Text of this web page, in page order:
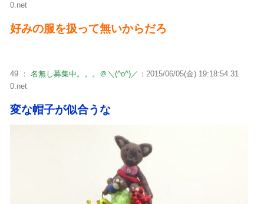
0.net
好みの服を扱って無いからだろ
49 ： 名無し募集中。。。＠＼(^o^)／ ：2015/06/05(金) 19:18:54.31
0.net
変な帽子が似合うな